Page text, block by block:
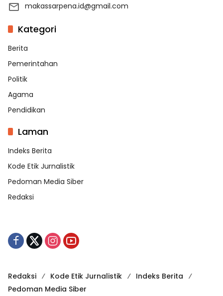
makassarpena.id@gmail.com
Kategori
Berita
Pemerintahan
Politik
Agama
Pendidikan
Laman
Indeks Berita
Kode Etik Jurnalistik
Pedoman Media Siber
Redaksi
Redaksi Kode Etik Jurnalistik
Indeks Berita
Pedoman Media Siber